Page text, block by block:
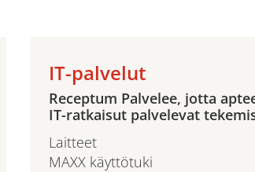
IT-palvelut
Receptum Palvelee, jotta
IT-ratkaisut palvelevat
Laitteet
MAXX käyttötuki